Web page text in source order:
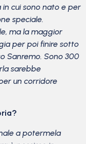
cui sono nato e per
speciale.
ma la maggior
per poi finire sotto
Sanremo. Sono 300
sarebbe
un corridore
a potermela